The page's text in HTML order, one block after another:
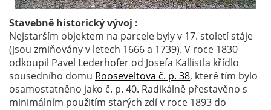
Stavebně historický vývoj :
Nejstarším objektem na parcele byly v 17. století stáje
(jsou zmiňovány v letech 1666 a 1739). V roce 1830
odkoupil Pavel Lederhofer od Josefa Kallistla křídlo
sousedního domu Rooseveltova č. p. 38, které tím bylo
osamostatněno jako č. p. 40. Radikálně přestavěno s
minimálním použitím starých zdí v roce 1893 do